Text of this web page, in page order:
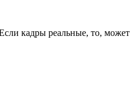
кадры реальные, то, может